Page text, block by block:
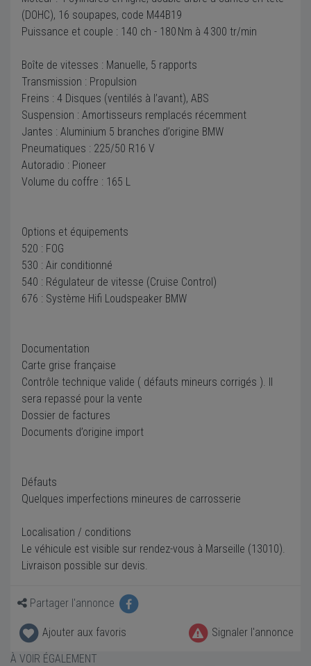
(DOHC), 16 soupapes, code M44B19
Puissance et couple : 140 ch - 180 Nm à 4 300 tr/min
Boîte de vitesses : Manuelle, 5 rapports
Transmission : Propulsion
Freins : 4 Disques (ventilés à l’avant), ABS
Suspension : Amortisseurs remplacés récemment
Jantes : Aluminium 5 branches d’origine BMW
Pneumatiques : 225/50 R16 V
Autoradio : Pioneer
Volume du coffre : 165 L
Options et équipements
520 : FOG
530 : Air conditionné
540 : Régulateur de vitesse (Cruise Control)
676 : Système Hifi Loudspeaker BMW
Documentation
Carte grise française
Contrôle technique valide ( défauts mineurs corrigés ). Il
sera repassé pour la vente
Dossier de factures
Documents d’origine import
Défauts
Quelques imperfections mineures de carrosserie
Localisation / conditions
Le véhicule est visible sur rendez-vous à Marseille (13010).
Livraison possible sur devis.
Partager l'annonce
Ajouter aux favoris
Signaler l'annonce
À VOIR ÉGALEMENT